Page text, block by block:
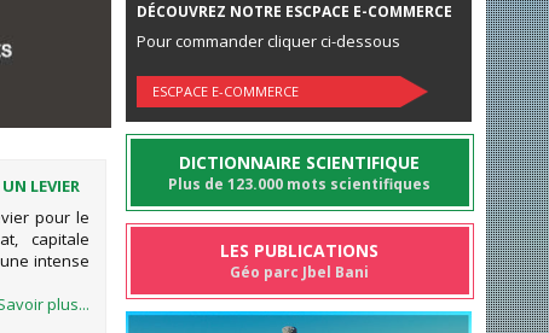
LEVIER
pour le
capitale
intense
plus...
DÉCOUVREZ NOTRE ESCPACE E-COMMERCE
Pour commander cliquer ci-dessous
ESCPACE E-COMMERCE
DICTIONNAIRE SCIENTIFIQUE
Plus de 123.000 mots scientifiques
LES PUBLICATIONS
Géo parc Jbel Bani